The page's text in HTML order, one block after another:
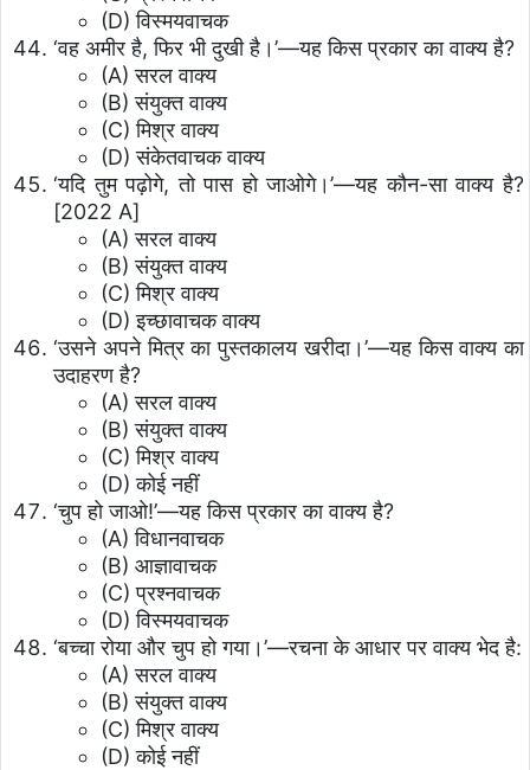
(D) विस्मयवाचक
‘वह अमीर है, फिर भी दुखी है।’—यह किस प्रकार का वाक्य है?
(A) सरल वाक्य
(B) संयुक्त वाक्य
(C) मिश्र वाक्य
(D) संकेतवाचक वाक्य
‘यदि तुम पढ़ोगे, तो पास हो जाओगे।’—यह कौन-सा वाक्य है?
[2022 A]
(A) सरल वाक्य
(B) संयुक्त वाक्य
(C) मिश्र वाक्य
(D) इच्छावाचक वाक्य
‘उसने अपने मित्र का पुस्तकालय खरीदा।’—यह किस वाक्य का
उदाहरण है?
(A) सरल वाक्य
(B) संयुक्त वाक्य
(C) मिश्र वाक्य
(D) कोई नहीं
‘चुप हो जाओ!’—यह किस प्रकार का वाक्य है?
(A) विधानवाचक
(B) आज्ञावाचक
(C) प्रश्नवाचक
(D) विस्मयवाचक
‘बच्चा रोया और चुप हो गया।’—रचना के आधार पर वाक्य भेद है:
(A) सरल वाक्य
(B) संयुक्त वाक्य
(C) मिश्र वाक्य
(D) कोई नहीं